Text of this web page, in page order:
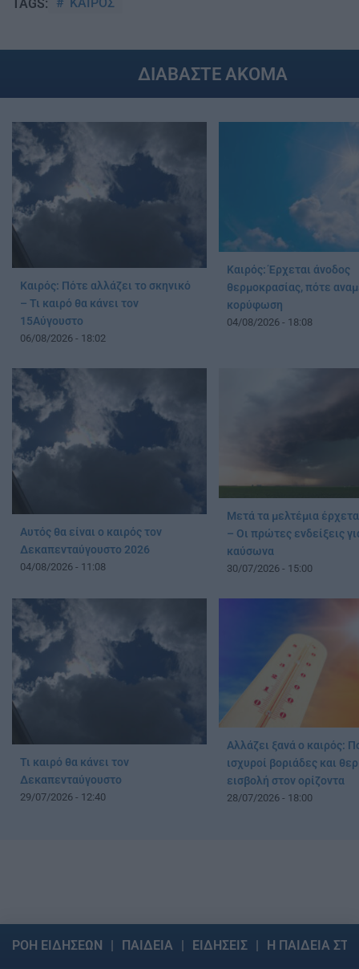
TAGS:
ΔΙΑΒΑΣΤΕ ΑΚΟΜΑ
Καιρός: Πότε αλλάζει το σκηνικό
– Τι καιρό θα κάνει τον
15Αύγουστο
06/08/2026 - 18:02
Καιρός: Έρχεται άνοδος
θερμοκρασίας, πότε
κορύφωση
04/08/2026 - 18:08
Αυτός θα είναι ο καιρός τον
Δεκαπενταύγουστο 2026
04/08/2026 - 11:08
Μετά τα μελτέμια
– Οι πρώτες ενδείξεις
καύσωνα
30/07/2026 - 15:00
Τι καιρό θα κάνει τον
Δεκαπενταύγουστο
29/07/2026 - 12:40
Αλλάζει ξανά ο καιρός:
ισχυροί βοριάδες και
εισβολή στον ορίζοντα
28/07/2026 - 18:00
ΡΟΗ ΕΙΔΗΣΕΩΝ ΠΑΙΔΕΙΑ ΕΙΔΗΣΕΙΣ Η ΠΑΙΔΕΙΑ